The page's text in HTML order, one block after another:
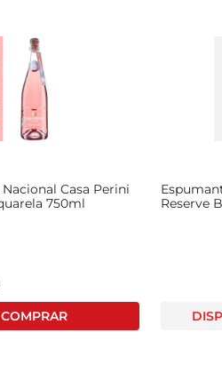
uma graduação alcoólica
de elaboração segue
Chi Aromo Dogma Brut,
Casa Perini
750ml
Reserve